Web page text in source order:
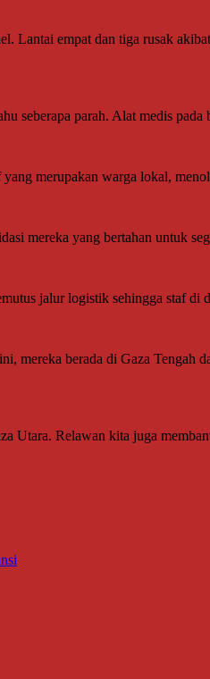
Lantai empat dan tiga rusak
seberapa parah. Alat medis
merupakan warga lokal,
mereka yang bertahan untuk
jalur logistik sehingga staf di
mereka berada di Gaza Tengah
Utara. Relawan kita juga